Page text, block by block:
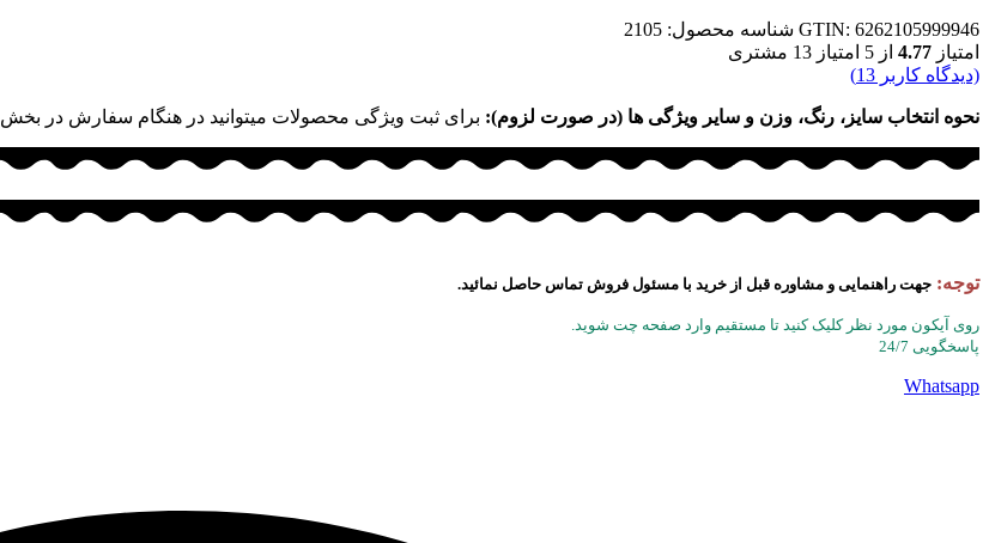
GTIN: 6262105999946 شناسه محصول: 2105
امتیاز 4.77 از 5 امتیاز 13 مشتری
(دیدگاه کاربر 13
)
نحوه انتخاب سایز، رنگ، وزن و سایر ویژگی ها (در صورت لزوم): برای ثبت ویژگی محصولات میتوانید در هنگام سفارش در بخش
توجه: جهت راهنمایی و مشاوره قبل از خرید با مسئول فروش تماس حاصل نمائید.
روی آیکون مورد نظر کلیک کنید تا مستقیم وارد صفحه چت شوید.
پاسخگویی 24/7
Whatsapp